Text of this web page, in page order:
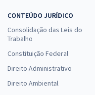
CONTEÚDO JURÍDICO
Consolidação das Leis do
Trabalho
Constituição Federal
Direito Administrativo
Direito Ambiental